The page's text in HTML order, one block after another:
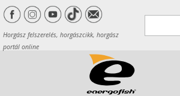
Horgász felszerelés, horgászcikk, horgász
portál online